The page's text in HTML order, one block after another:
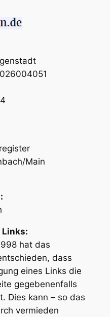
Main
Links:
hat das
dass
eines Links die
gegebenenfalls
Dies kann – so das
vermieden